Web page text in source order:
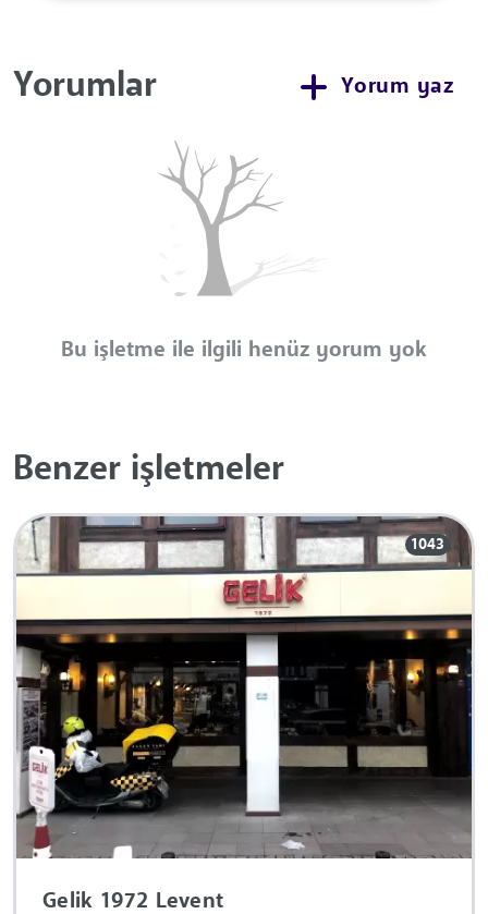
Yorumlar Yorum yaz
Bu işletme ile ilgili henüz yorum yok
Benzer işletmeler
1043
Gelik 1972 Levent